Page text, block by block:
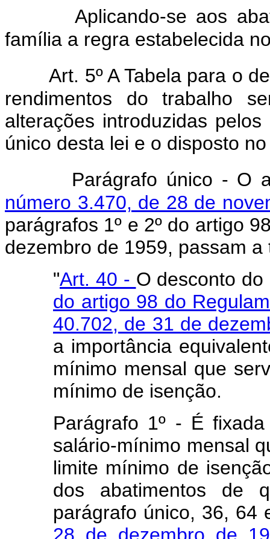
Aplicando-se aos
família a regra estabelecida
Art. 5º A Tabela para o
rendimentos do trabalho
alterações introduzidas
único desta lei e o disposto
Parágrafo único - O
número 3.470, de 28 de
parágrafos 1º e 2º do artigo
dezembro de 1959, passam
"Art. 40 - O desconto
do artigo 98 do
40.702, de 31 de
a importância
mínimo mensal que
mínimo de isenção.
Parágrafo 1º - É
salário-mínimo mensal
limite mínimo de
dos abatimentos de
parágrafo único, 36,